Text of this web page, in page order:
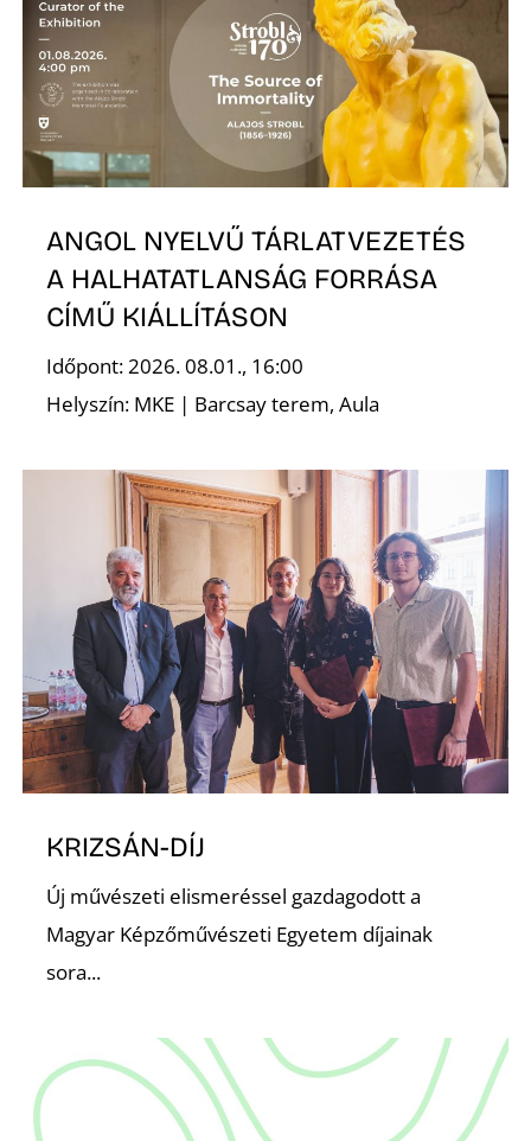
ANGOL NYELVŰ TÁRLATVEZETÉS
A HALHATATLANSÁG FORRÁSA
CÍMŰ KIÁLLÍTÁSON
Időpont: 2026. 08.01., 16:00
Helyszín: MKE | Barcsay terem, Aula
KRIZSÁN-DÍJ
Új művészeti elismeréssel gazdagodott a
Magyar Képzőművészeti Egyetem díjainak
sora...